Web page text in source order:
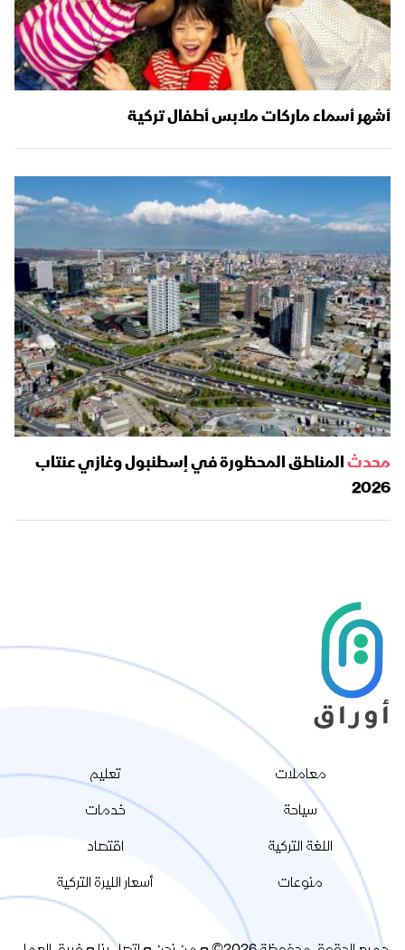
أشهر أسماء ماركات ملابس أطفال تركية
محدثالمناطق المحظورة في إسطنبول وغازي عنتاب
2026
معاملات
تعليم
سياحة
خدمات
اللغة التركية
اقتصاد
منوعات
أسعار الليرة التركية